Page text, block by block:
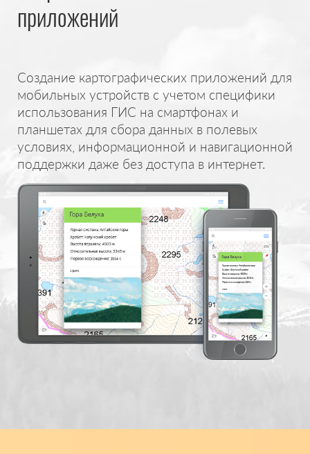
приложений
Создание картографических приложений для
мобильных устройств с учетом специфики
использования ГИС на смартфонах и
планшетах для сбора данных в полевых
условиях, информационной и навигационной
поддержки даже без доступа в интернет.